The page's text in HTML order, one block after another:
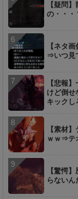
【疑問
の・・・
【ネタ
⇒いつ見
【悲報
けど倒
キックし
【素材
ｗｗ⇒テ
【驚愕
らない